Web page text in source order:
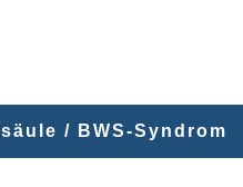
/ BWS-Syndrom